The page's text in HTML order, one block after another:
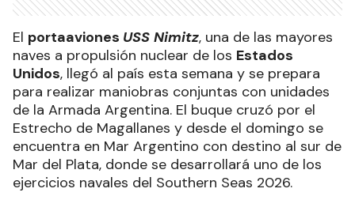
El portaaviones USS Nimitz, una de las mayores
naves a propulsión nuclear de los Estados
Unidos, llegó al país esta semana y se prepara
para realizar maniobras conjuntas con unidades
de la Armada Argentina. El buque cruzó por el
Estrecho de Magallanes y desde el domingo se
encuentra en Mar Argentino con destino al sur de
Mar del Plata, donde se desarrollará uno de los
ejercicios navales del Southern Seas 2026.